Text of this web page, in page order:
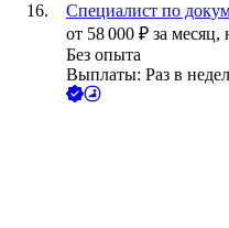
Специалист по
от 58 000 ₽ за месяц,
Без опыта
Выплаты: Раз в